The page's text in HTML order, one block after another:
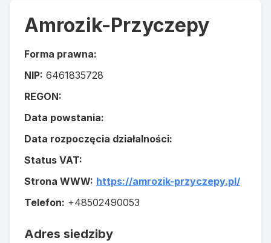
Amrozik-Przyczepy
Forma prawna:
NIP: 6461835728
REGON:
Data powstania:
Data rozpoczęcia działalności:
Status VAT:
Strona WWW: https://amrozik-przyczepy.pl/
Telefon: +48502490053
Adres siedziby